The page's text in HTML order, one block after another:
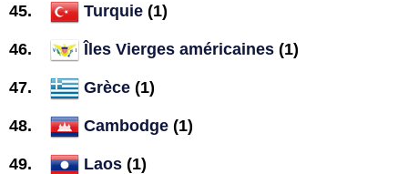
Turquie (1)
Îles Vierges américaines (1)
Grèce (1)
Cambodge (1)
Laos (1)